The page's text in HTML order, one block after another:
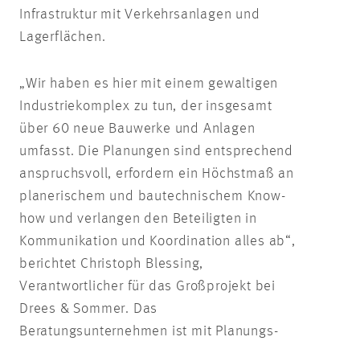
Infrastruktur mit Verkehrsanlagen und
Lagerflächen.
„Wir haben es hier mit einem gewaltigen
Industriekomplex zu tun, der insgesamt
über 60 neue Bauwerke und Anlagen
umfasst. Die Planungen sind entsprechend
anspruchsvoll, erfordern ein Höchstmaß an
planerischem und bautechnischem Know-
how und verlangen den Beteiligten in
Kommunikation und Koordination alles ab“,
berichtet Christoph Blessing,
Verantwortlicher für das Großprojekt bei
Drees & Sommer. Das
Beratungsunternehmen ist mit Planungs-